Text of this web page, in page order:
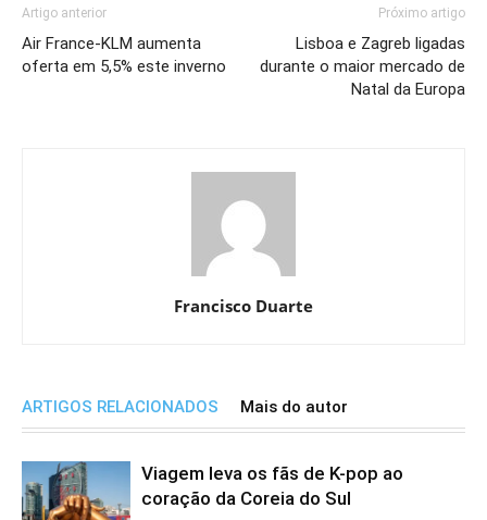
Artigo anterior
Air France-KLM aumenta
oferta em 5,5% este inverno
Próximo artigo
Lisboa e Zagreb ligadas
durante o maior mercado de
Natal da Europa
Francisco Duarte
ARTIGOS RELACIONADOS Mais do autor
Viagem leva os fãs de K-pop ao
coração da Coreia do Sul